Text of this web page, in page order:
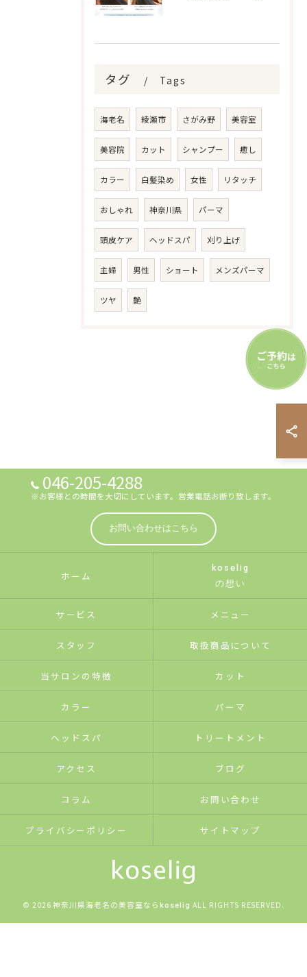
タグ Tags
海老名 綾瀬市 さがみ野 美容室
美容院 カット シャンプー 癒し
カラー 白髪染め 女性 リタッチ
おしゃれ 神奈川県 パーマ
頭皮ケア ヘッドスパ 刈り上げ
主婦 男性 ショート メンズパーマ
ツヤ 艶
046-205-4288
※お客様との時間を大切にしています。営業電話お断り致します。
お問い合わせはこちら
ホーム
koselig
の想い
サービス メニュー
スタッフ 取扱商品について
当サロンの特徴 カット
カラー パーマ
ヘッドスパ トリートメント
アクセス ブログ
コラム お問い合わせ
プライバシーポリシー サイトマップ
© 2026 神奈川県海老名の美容室ならkoselig ALL RIGHTS RESERVED.